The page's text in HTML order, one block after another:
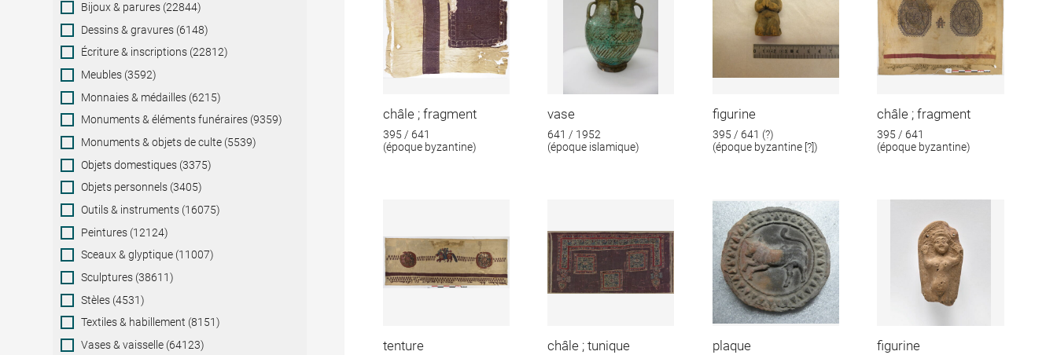
Bijoux & parures (22844)
Dessins & gravures (6148)
Écriture & inscriptions (22812)
Meubles (3592)
Monnaies & médailles (6215)
Monuments & éléments funéraires (9359)
Monuments & objets de culte (5539)
Objets domestiques (3375)
Objets personnels (3405)
Outils & instruments (16075)
Peintures (12124)
Sceaux & glyptique (11007)
Sculptures (38611)
Stèles (4531)
Textiles & habillement (8151)
Vases & vaisselle (64123)
châle ; fragment
395 / 641
(époque byzantine)
vase
641 / 1952
(époque islamique)
figurine
395 / 641 (?)
(époque byzantine [?])
châle ; fragment
395 / 641
(époque byzantine)
tenture châle ; tunique plaque figurine